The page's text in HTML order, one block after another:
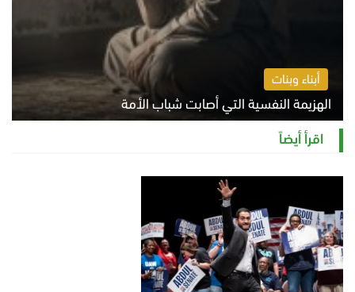
أبناء وبنات
الهزيمة النفسية التي أصابت شباب الأمة
الخميس 6 أغسطس 2026 11:12 ص
اقرأ أيضاً